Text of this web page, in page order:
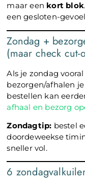
maar een kort blok
een gesloten-
Zondag +
(maar check cut-
Als je zondag
bezorgen/afhalen
bestellen kan
afhaal en bezorg
Zondagtip: bestel
doordeweekse
sneller vol.
6